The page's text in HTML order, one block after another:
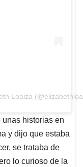
Loaiza
historias en
y dijo que estaba
se trataba de
lo curioso de la